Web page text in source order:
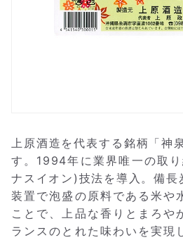
上原酒造を代表する銘柄「神
す。1994年に業界唯一の取
ナスイオン)技法を導入。備長
装置で泡盛の原料である米や
ことで、上品な香りとまろや
ランスのとれた味わいを実現